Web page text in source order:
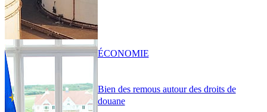
Bien des remous autour des droits de
douane
ÉCONOMIE